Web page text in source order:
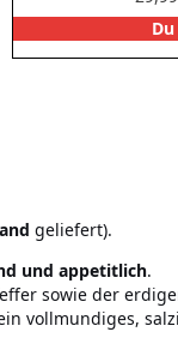
geliefert).
und appetitlich.
sowie der
vollmundiges,